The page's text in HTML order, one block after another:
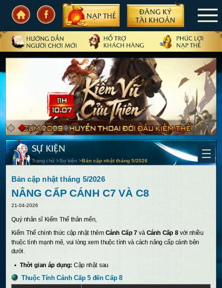
SỰ KIỆN
Trang chủ>Sự kiện >Bản cập nhật tháng 5/2026
Bản cập nhật tháng 5/2026
NÂNG CẤP CÁNH C7 VÀ C8
21-04-2026
Quý nhân sĩ Kiếm Thế thân mến,
Kiếm Thế chính thức cập nhật thêm Cánh Cấp 7và Cánh Cấp 8với nhiều
thuộc tính mạnh mẽ, vui lòng xem thuộc tính và cách nâng cấp cánh bên
dưới.
Thời gian áp dụng: Cập nhật sau
Thuộc Tính Cánh Cấp 5 đến Cấp 8
TRANG CHỦ
TIN TỨC
SỰ KIỆN
CẨM NANG
CẦN BIẾT